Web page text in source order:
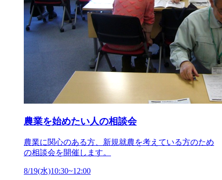
農業を始めたい人の相談会
農業に関心のある方、新規就農を考えている方のため
の相談会を開催します。
8/19(水)10:30~12:00